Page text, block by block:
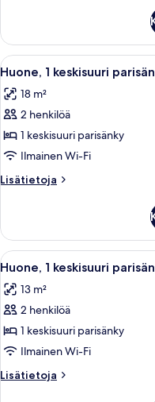
Room)
kuvat
keskisuuri
parisänky,
näköala
(Loft
Room)
Avaa
kaikki
huonetyypin
Huone,
1
keskisuuri
parisänky
(Lovely
kuvat
9
Huone, 1 keskisuuri
18 m²
2 henkilöä
1 keskisuuri parisänky
Ilmainen Wi-Fi
Lisätietoja
Lisätietoja
keskisuuri
parisänky
(Lovely
Avaa
kaikki
huonetyypin
Huone,
1
keskisuuri
parisänky
(Nest
7
Huone, 1 keskisuuri
13 m²
2 henkilöä
1 keskisuuri parisänky
Ilmainen Wi-Fi
Lisätietoja
Lisätietoja